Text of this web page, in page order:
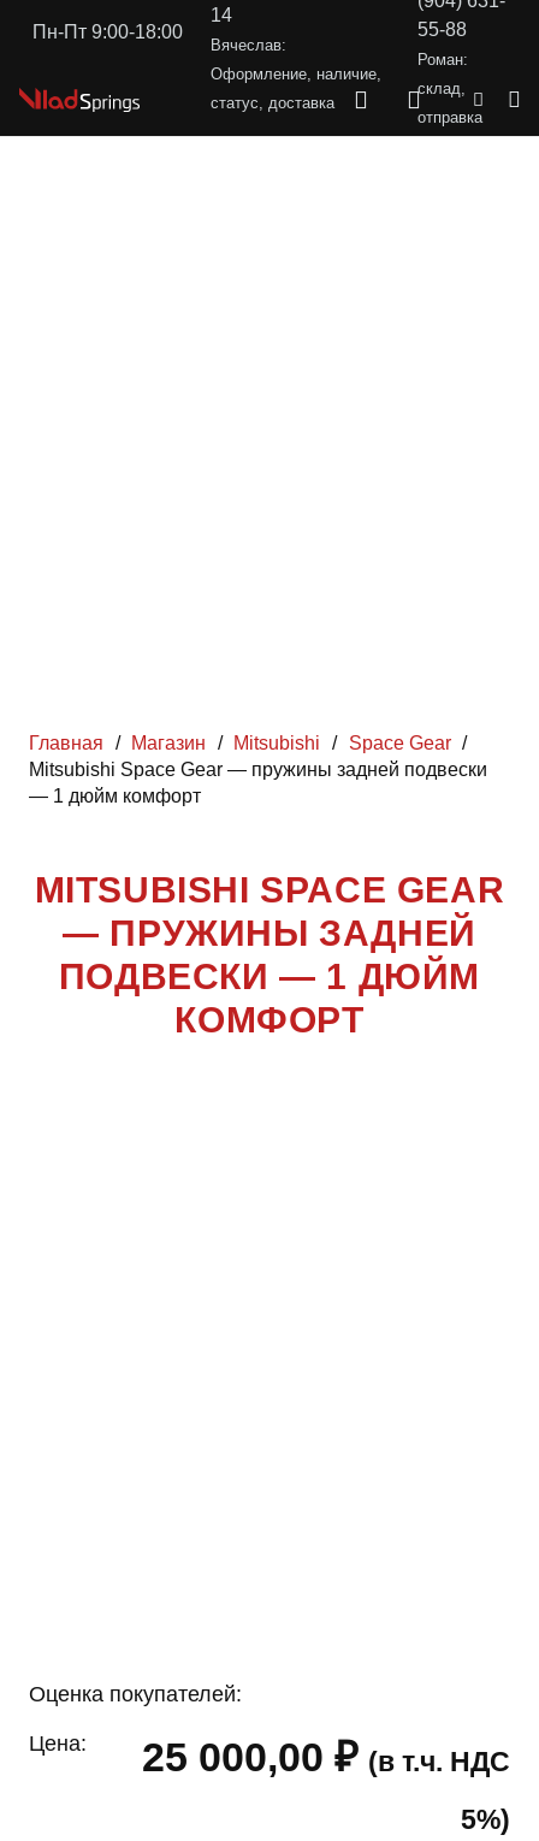
Пн-Пт 9:00-18:00
14
Вячеслав:
Оформление, наличие,
статус, доставка
55-88
Роман:
склад,
отправка
Главная / Магазин / Mitsubishi / Space Gear /
Mitsubishi Space Gear — пружины задней подвески
— 1 дюйм комфорт
MITSUBISHI SPACE GEAR
— ПРУЖИНЫ ЗАДНЕЙ
ПОДВЕСКИ — 1 ДЮЙМ
КОМФОРТ
Оценка покупателей:
Цена: 25 000,00 ₽ (в т.ч. НДС
5%)